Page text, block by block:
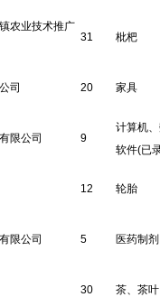
农业技术推广
31 枇杷
司 20 家具
限公司 9
计算机
软件(已
12 轮胎
限公司 5 医药制
30 茶、茶叶